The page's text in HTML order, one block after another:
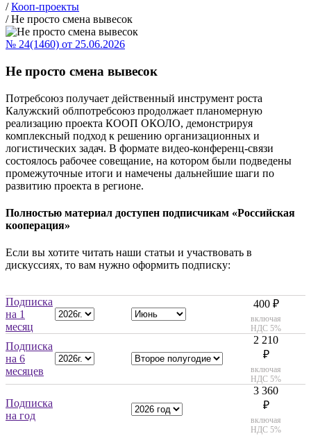
/ Кооп-проекты
/ Не просто смена вывесок
№ 24(1460) от 25.06.2026
Не просто смена вывесок
Потребсоюз получает действенный инструмент роста
Калужский облпотребсоюз продолжает планомерную
реализацию проекта КООП ОКОЛО, демонстрируя
комплексный подход к решению организационных и
логистических задач. В формате видео-конференц-связи
состоялось рабочее совещание, на котором были подведены
промежуточные итоги и намечены дальнейшие шаги по
развитию проекта в регионе.
Полностью материал доступен подписчикам «Российская
кооперация»
Если вы хотите читать наши статьи и участвовать в
дискуссиях, то вам нужно оформить подписку:
Подписка
на 1
месяц
400 ₽
включая
НДС 5%
Подписка
на 6
месяцев
2 210
₽
включая
НДС 5%
Подписка
на год
3 360
₽
включая
НДС 5%